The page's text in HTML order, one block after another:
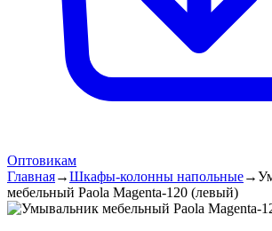
Оптовикам
Главная→Шкафы-колонны напольные→
мебельный Paola Magenta-120 (левый)